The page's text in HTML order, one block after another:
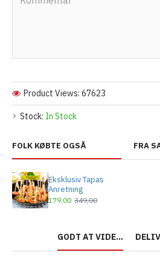
Stock: In Stock
Product Views: 67623
FOLK KØBTE OGSÅ FRA
Eksklusiv Tapas
Anretning
179,00 349,00
GODT AT VIDE...